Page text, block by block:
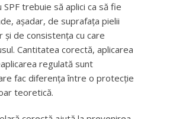
SPF trebuie să aplici ca să fie
așadar, de suprafața pielii
și de consistența cu care
Cantitatea corectă, aplicarea
regulată sunt
fac diferența între o protecție
teoretică.